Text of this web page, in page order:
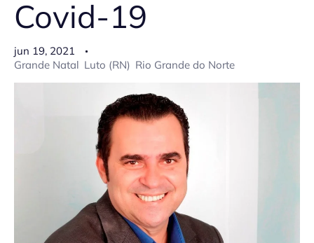
Covid-19
jun 19, 2021
Grande Natal Luto (RN) Rio Grande do Norte